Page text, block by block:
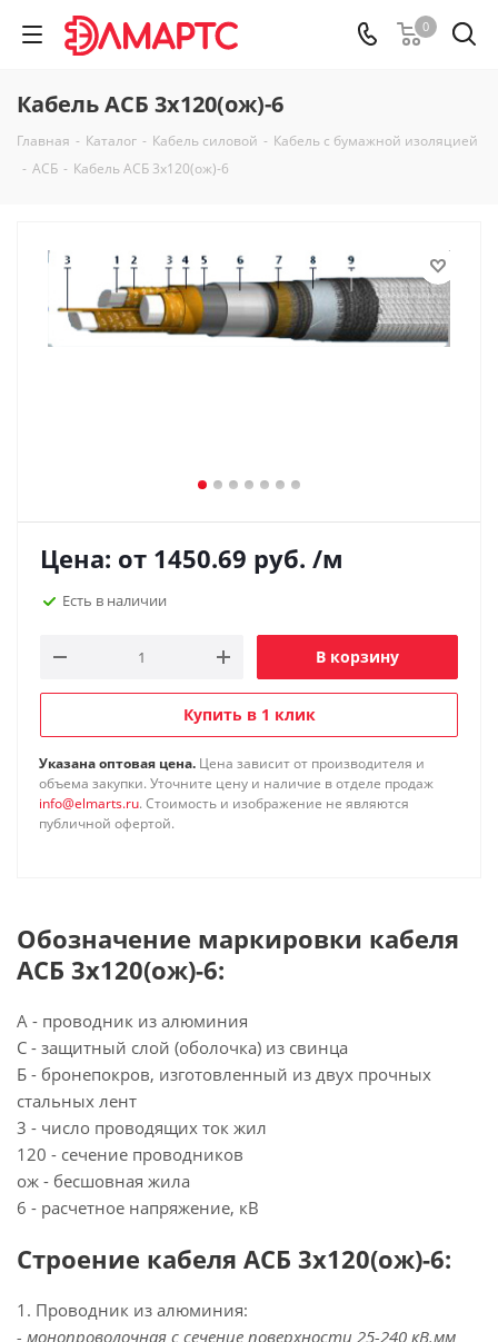
0
Кабель АСБ 3х120(ож)-6
Главная - Каталог - Кабель силовой - Кабель с бумажной изоляцией
- АСБ - Кабель АСБ 3х120(ож)-6
Цена: от 1450.69 руб. /м
Есть в наличии
В корзину
Купить в 1 клик
Указана оптовая цена. Цена зависит от производителя и
объема закупки. Уточните цену и наличие в отделе продаж
info@elmarts.ru. Стоимость и изображение не являются
публичной офертой.
Обозначение маркировки кабеля
АСБ 3х120(ож)-6:
А - проводник из алюминия
С - защитный слой (оболочка) из свинца
Б - бронепокров, изготовленный из двух прочных
стальных лент
3 - число проводящих ток жил
120 - сечение проводников
ож - бесшовная жила
6 - расчетное напряжение, кВ
Строение кабеля АСБ 3х120(ож)-6:
1. Проводник из алюминия:
- монопроволочная с сечение поверхности 25-240 кВ.мм